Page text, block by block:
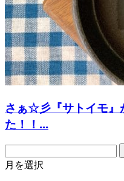
さぁ☆彡『サトイモ』
た！！...
月を選択